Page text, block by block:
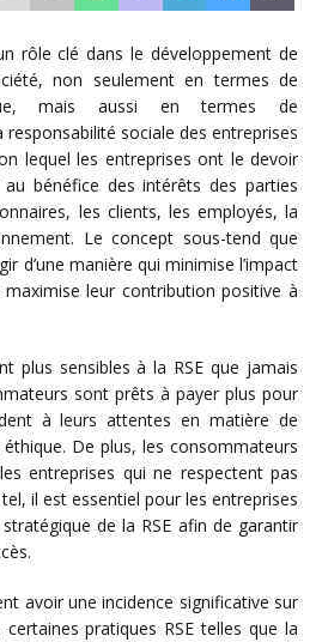
rôle clé dans le développement de
non seulement en termes de
mais aussi en termes de
responsabilité sociale des entreprises
lequel les entreprises ont le devoir
bénéfice des intérêts des parties
les clients, les employés, la
Le concept sous-tend que
d’une manière qui minimise l’impact
leur contribution positive à
plus sensibles à la RSE que jamais
sont prêts à payer plus pour
à leurs attentes en matière de
De plus, les consommateurs
entreprises qui ne respectent pas
il est essentiel pour les entreprises
de la RSE afin de garantir
avoir une incidence significative sur
pratiques RSE telles que la